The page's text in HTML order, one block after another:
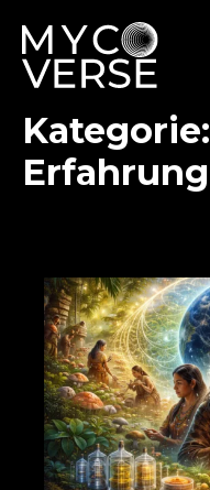
Kategorie:
Erfahrung